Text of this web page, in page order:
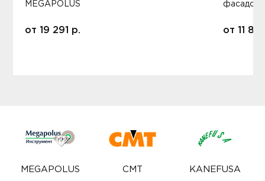
MEGAPOLUS
от 19 291 р.
фасадов
от 11
MEGAPOLUS CMT KANEFUSA